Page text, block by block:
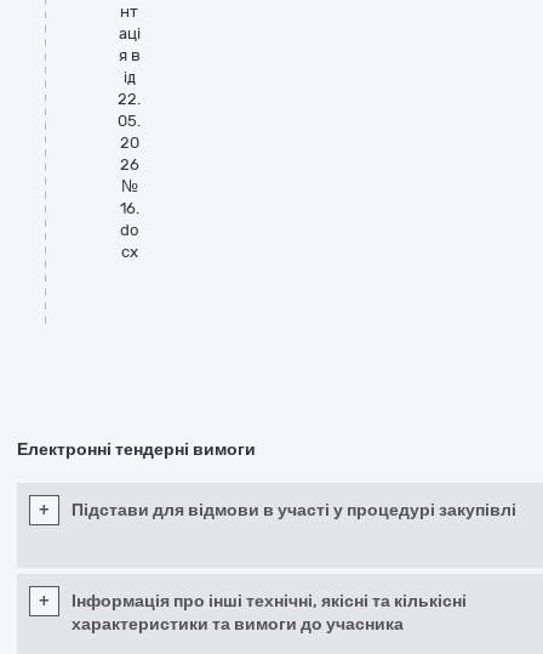
нт
аці
я в
ід
22.
05.
20
26
№
16.
do
cx
Електронні тендерні вимоги
+ Підстави для відмови в участі у процедурі закупівлі
+
Інформація про інші технічні, якісні та кількісні
характеристики та вимоги до учасника